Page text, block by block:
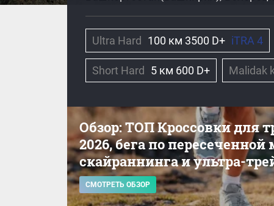
Ultra Hard 100 км 3500 D+ iTRA 4
Short Hard 5 км 600 D+ Malidak
Обзор: ТОП Кроссовки для
2026, бега по пересеченной
скайраннинга и ультра-
СМОТРЕТЬ ОБЗОР